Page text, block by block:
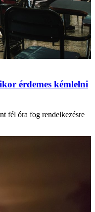
érdemes kémlelni
fél óra fog rendelkezésre